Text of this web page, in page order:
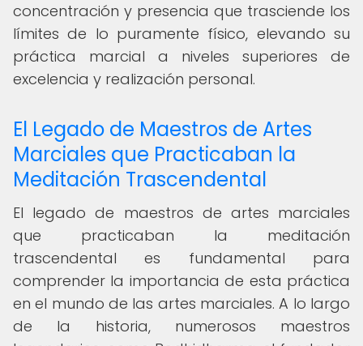
concentración y presencia que trasciende los
límites de lo puramente físico, elevando su
práctica marcial a niveles superiores de
excelencia y realización personal.
El Legado de Maestros de Artes
Marciales que Practicaban la
Meditación Trascendental
El legado de maestros de artes marciales
que practicaban la meditación
trascendental es fundamental para
comprender la importancia de esta práctica
en el mundo de las artes marciales. A lo largo
de la historia, numerosos maestros